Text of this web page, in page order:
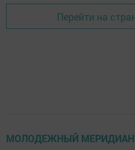
Перейти на
МОЛОДЕЖНЫЙ МЕРИДИАН